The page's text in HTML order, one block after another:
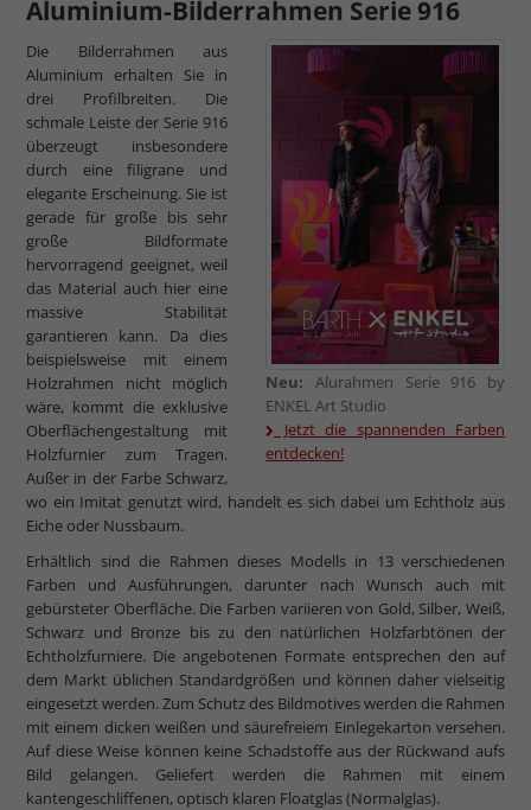
Aluminium-Bilderrahmen Serie 916
Neu: Alurahmen Serie 916 by
ENKEL Art Studio
Jetzt die spannenden Farben
entdecken!
Die Bilderrahmen aus
Aluminium erhalten Sie in
drei Profilbreiten. Die
schmale Leiste der Serie 916
überzeugt insbesondere
durch eine filigrane und
elegante Erscheinung. Sie ist
gerade für große bis sehr
große Bildformate
hervorragend geeignet, weil
das Material auch hier eine
massive Stabilität
garantieren kann. Da dies
beispielsweise mit einem
Holzrahmen nicht möglich
wäre, kommt die exklusive
Oberflächengestaltung mit
Holzfurnier zum Tragen.
Außer in der Farbe Schwarz,
wo ein Imitat genutzt wird, handelt es sich dabei um Echtholz aus
Eiche oder Nussbaum.
Erhältlich sind die Rahmen dieses Modells in 13 verschiedenen
Farben und Ausführungen, darunter nach Wunsch auch mit
gebürsteter Oberfläche. Die Farben variieren von Gold, Silber, Weiß,
Schwarz und Bronze bis zu den natürlichen Holzfarbtönen der
Echtholzfurniere. Die angebotenen Formate entsprechen den auf
dem Markt üblichen Standardgrößen und können daher vielseitig
eingesetzt werden. Zum Schutz des Bildmotives werden die Rahmen
mit einem dicken weißen und säurefreiem Einlegekarton versehen.
Auf diese Weise können keine Schadstoffe aus der Rückwand aufs
Bild gelangen. Geliefert werden die Rahmen mit einem
kantengeschliffenen, optisch klaren Floatglas (Normalglas).